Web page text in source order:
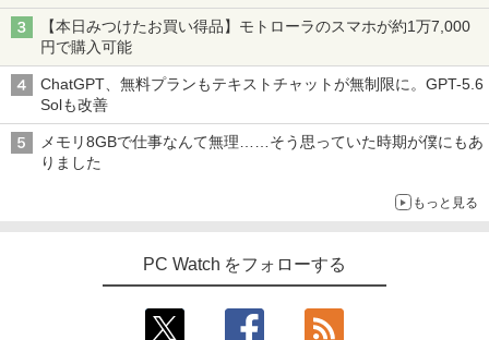
【本日みつけたお買い得品】モトローラのスマホが約1万7,000
円で購入可能
ChatGPT、無料プランもテキストチャットが無制限に。GPT-5.6
Solも改善
メモリ8GBで仕事なんて無理……そう思っていた時期が僕にもあ
りました
もっと見る
PC Watch をフォローする